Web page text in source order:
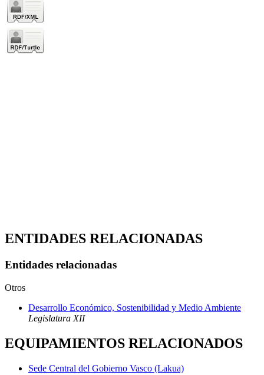
ENTIDADES RELACIONADAS
Entidades relacionadas
Otros
Desarrollo Económico, Sostenibilidad y Medio Ambiente
Legislatura XII
EQUIPAMIENTOS RELACIONADOS
Sede Central del Gobierno Vasco (Lakua)